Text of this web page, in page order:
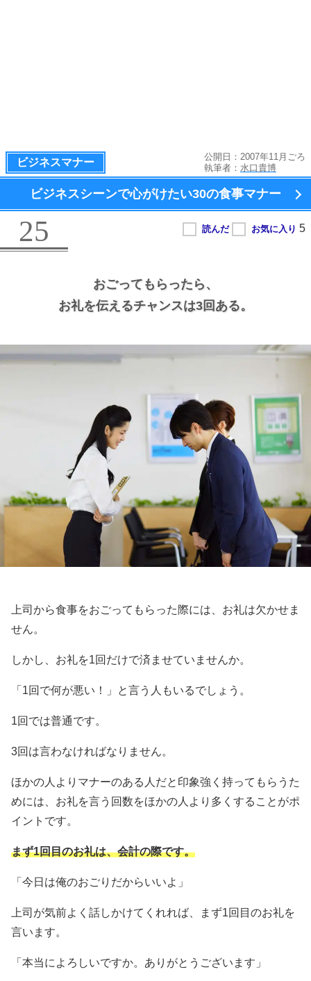
ビジネスマナー
公開日：2007年11月ごろ
執筆者： 水口貴博
ビジネスシーンで心がけたい30の食事マナー
25
おごってもらったら、
お礼を伝えるチャンスは3回ある。
上司から食事をおごってもらった際には、お礼は欠かせま
せん。
しかし、お礼を1回だけで済ませていませんか。
「1回で何が悪い！」と言う人もいるでしょう。
1回では普通です。
3回は言わなければなりません。
ほかの人よりマナーのある人だと印象強く持ってもらうた
めには、お礼を言う回数をほかの人より多くすることがポ
イントです。
まず1回目のお礼は、会計の際です。
「今日は俺のおごりだからいいよ」
上司が気前よく話しかけてくれれば、まず1回目のお礼を
言います。
「本当によろしいですか。ありがとうございます」